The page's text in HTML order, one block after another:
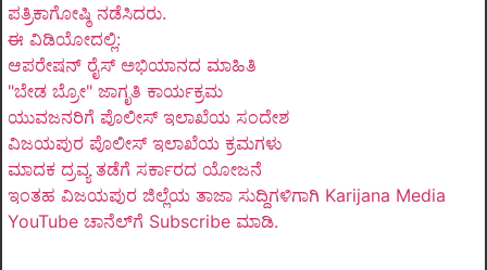
ಪತ್ರಿಕಾಗೋಷ್ಠಿ ನಡೆಸಿದರು.
ಈ ವಿಡಿಯೋದಲ್ಲಿ:
ಆಪರೇಷನ್ ರೈಸ್ ಅಭಿಯಾನದ ಮಾಹಿತಿ
"ಬೇಡ ಬ್ರೋ" ಜಾಗೃತಿ ಕಾರ್ಯಕ್ರಮ
ಯುವಜನರಿಗೆ ಪೊಲೀಸ್ ಇಲಾಖೆಯ ಸಂದೇಶ
ವಿಜಯಪುರ ಪೊಲೀಸ್ ಇಲಾಖೆಯ ಕ್ರಮಗಳು
ಮಾದಕ ದ್ರವ್ಯ ತಡೆಗೆ ಸರ್ಕಾರದ ಯೋಜನೆ
ಇಂತಹ ವಿಜಯಪುರ ಜಿಲ್ಲೆಯ ತಾಜಾ ಸುದ್ದಿಗಳಿಗಾಗಿ Karijana Media
YouTube ಚಾನೆಲ್‌ಗೆ Subscribe ಮಾಡಿ.